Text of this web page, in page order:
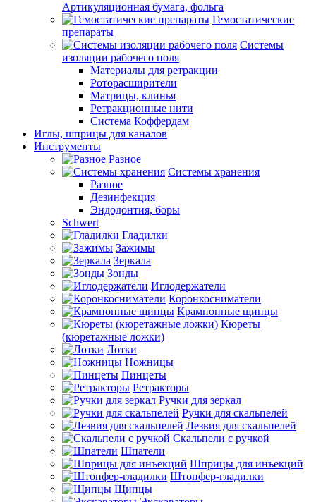
Артикуляционная бумага, фольга
Гемостатические
препараты
Системы
изоляции рабочего поля
Материалы для ретракции
Роторасширители
Матрицы, клинья
Ретракционные нити
Система Коффердам
Иглы, шприцы для каналов
Инструменты
Разное
Системы хранения
Разное
Дезинфекция
Эндодонтия, боры
Schwert
Гладилки
Зажимы
Зеркала
Зонды
Иглодержатели
Коронкосниматели
Крампонные щипцы
Кюреты
(кюретажные ложки)
Лотки
Ножницы
Пинцеты
Ретракторы
Ручки для зеркал
Ручки для скальпелей
Лезвия для скальпелей
Скальпели с ручкой
Шпатели
Шприцы для инъекций
Штопфер-гладилки
Щипцы